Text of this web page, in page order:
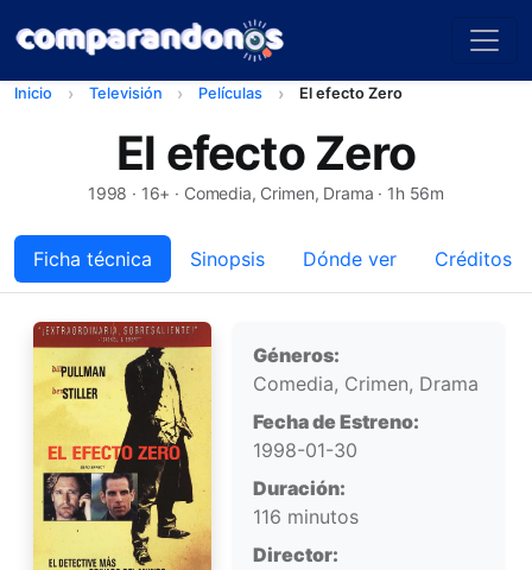
Inicio Televisión Películas El efecto Zero
El efecto Zero
1998 · 16+ · Comedia, Crimen, Drama · 1h 56m
Ficha técnica Sinopsis Dónde ver Créditos
Ficha técnica
Géneros:
Comedia, Crimen, Drama
Fecha de Estreno:
1998-01-30
Duración:
116 minutos
Director: